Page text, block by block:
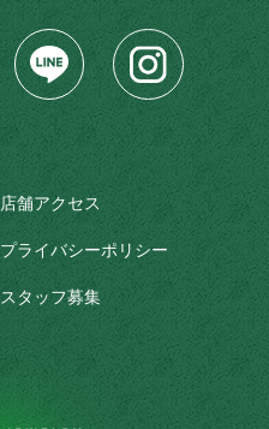
店舗アクセス
プライバシーポリシー
スタッフ募集